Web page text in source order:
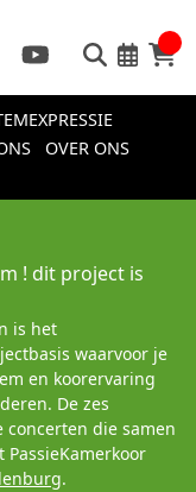
OVER ONS
! dit project is
is het
waarvoor je
en koorervaring
De zes
die samen
PassieKamerkoor
.